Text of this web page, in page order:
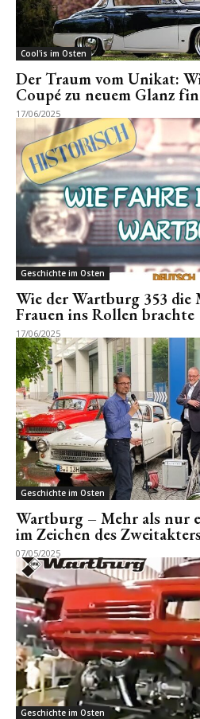
Cool'is im Osten
Der Traum vom Unikat:
Coupé zu neuem Glanz
17/06/2025
Geschichte im Osten
Wie der Wartburg 353
Frauen ins Rollen brachte
17/06/2025
Geschichte im Osten
Wartburg – Mehr als nur
im Zeichen des
07/05/2025
Geschichte im Osten